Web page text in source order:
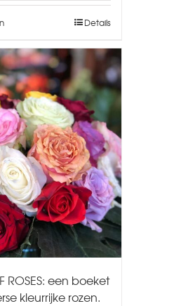
Details
ROSES: een boeket
kleurrijke rozen.